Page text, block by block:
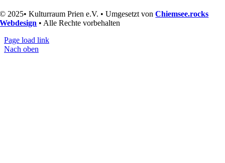
© 2025• Kulturraum Prien e.V. • Umgesetzt vonChiemsee.rocks
Webdesign • Alle Rechte vorbehalten
Page load link
Nach oben